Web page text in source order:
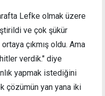
Lefke olmak üzere
ve çok şükür
çıkmış oldu. Ama
verdik." diye
yapmak istediğini
çözümün yan yana iki